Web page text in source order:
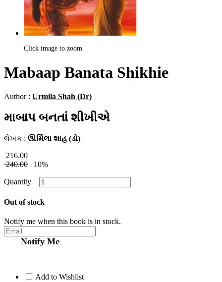
Click image to zoom
Mabaap Banata Shikhie
Author : Urmila Shah (Dr)
માબાપ બનતાં શીખીએ
લેખક : ઊર્મિલા શાહ (ડો)
216.00
240.00
10%
Quantity
Out of stock
Notify me when this book is in stock.
Notify Me
Add to Wishlist